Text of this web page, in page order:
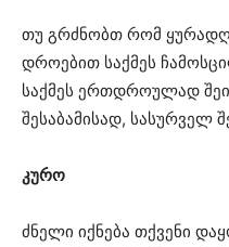
თუ გრძნობთ რომ
დროებით საქმეს
საქმეს ერთდროულად
შესაბამისად, სასურველ
კურო
ძნელი იქნება თქვენი